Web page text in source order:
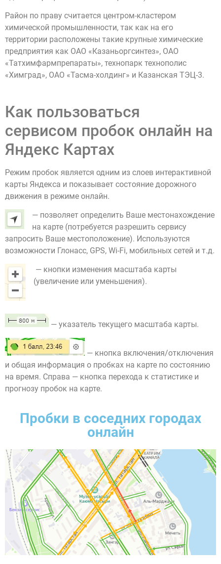
Район по праву считается центром-кластером
химической промышленности, так как на его
территории расположены такие крупные химические
предприятия как ОАО «Казаньоргсинтез», ОАО
«Татхимфармпрепараты», технопарк технополис
«Химград», ОАО «Тасма-холдинг» и Казанская ТЭЦ-3.
Как пользоваться
сервисом пробок онлайн на
Яндекс Картах
Режим пробок является одним из слоев интерактивной
карты Яндекса и показывает состояние дорожного
движения в режиме онлайн.
— позволяет определить Ваше местонахождение
на карте (потребуется разрешить сервису
запросить Ваше местоположение). Используются
возможности Глонасс, GPS, Wi-Fi, мобильных сетей и т.д.
— кнопки изменения масштаба карты
(увеличение или уменьшения).
— указатель текущего масштаба карты.
— кнопка включения/отключения
и общая информация о пробках на карте по состоянию
на время. Справа — кнопка перехода к статистике и
прогнозу пробок на карте.
Пробки в соседних городах
онлайн